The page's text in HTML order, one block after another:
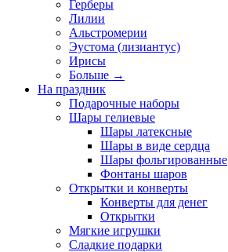
Герберы
Лилии
Альстромерии
Эустома (лизиантус)
Ирисы
Больше →
На праздник
Подарочные наборы
Шары гелиевые
Шары латексные
Шары в виде сердца
Шары фольгированные
Фонтаны шаров
Открытки и конверты
Конверты для денег
Открытки
Мягкие игрушки
Сладкие подарки